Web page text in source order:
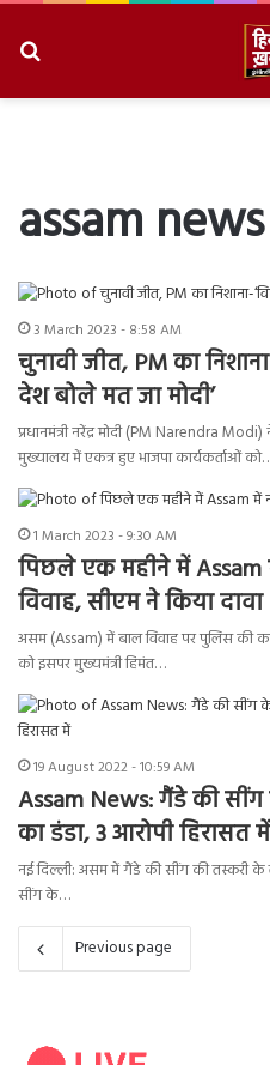
assam news
3 March 2023 - 8:58 AM
चुनावी जीत, PM का
देश बोले मत जा मोदी’
प्रधानमंत्री नरेंद्र मोदी (PM Narendra Modi)
मुख्यालय में एकत्र हुए भाजपा कार्यकर्ताओं
1 March 2023 - 9:30 AM
पिछले एक महीने में
विवाह, सीएम ने किया दावा
असम (Assam) में बाल विवाह पर पुलिस की
को इसपर मुख्यमंत्री हिमंत…
19 August 2022 - 10:59 AM
Assam News: गैंडे की
का डंडा, 3 आरोपी हिरासत में
नई दिल्ली: असम में गैंडे की सींग की तस्करी
सींग के…
Previous page